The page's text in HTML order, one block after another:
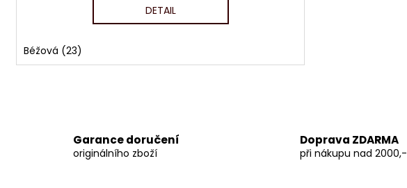
DETAIL
Béžová (23)
Garance doručení
originálního zboží
Doprava ZDARMA
při nákupu nad 2000,-